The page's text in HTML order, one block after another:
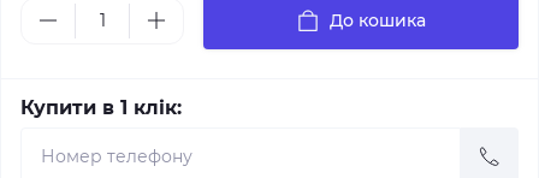
До кошика
Купити в 1 клік: